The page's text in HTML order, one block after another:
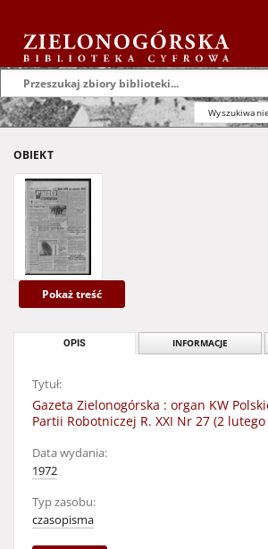
OBIEKT
Pokaż treść
OPIS INFORMACJE
Tytuł:
Gazeta Zielonogórska : organ KW
Partii Robotniczej R. XXI Nr 27 (2
Data wydania:
1972
Typ zasobu:
czasopisma